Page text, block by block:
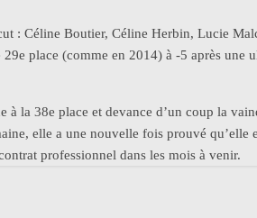
: Céline Boutier, Céline Herbin, Lucie
place (comme en 2014) à -5 après une
la 38e place et devance d’un coup la
elle a une nouvelle fois prouvé
professionnel dans les mois à venir.